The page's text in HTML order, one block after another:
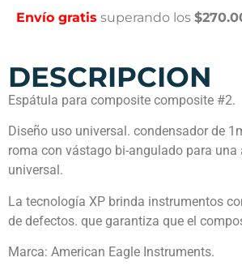
Envío gratis superando los
DESCRIPCION
Espátula para composite composite #2.
Diseño uso universal. condensador de
roma con vástago bi-angulado para una
universal.
La tecnología XP brinda instrumentos
de defectos. que garantiza que el
Marca: American Eagle Instruments.